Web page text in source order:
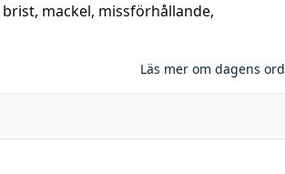
brist, mackel, missförhållande,
Läs mer om dagens ord